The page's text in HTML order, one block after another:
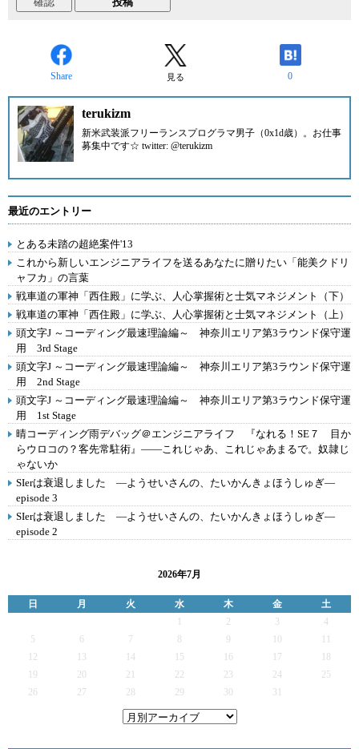
Share 見る 0
terukizm
新米武装派フリーランスプログラマ男子（0x1d歳）。 お仕事
募集中です☆ twitter: @terukizm
最近のエントリー
とある未踏の超絶案件'13
これから新しいエンジニアライフを送るあなたに贈りたい「能美クドリ
ャフカ」の言葉
戦車道の軍神「西住殿」に学ぶ、人心掌握術と士気マネジメント（下）
戦車道の軍神「西住殿」に学ぶ、人心掌握術と士気マネジメント（上）
頭文字J ～コーディング最速理論編～ 神奈川エリア第3ラウンド保守運
用 3rd Stage
頭文字J ～コーディング最速理論編～ 神奈川エリア第3ラウンド保守運
用 2nd Stage
頭文字J ～コーディング最速理論編～ 神奈川エリア第3ラウンド保守運
用 1st Stage
晴コーディング雨デバッグ＠エンジニアライフ 『なれる！SE７ 目か
らウロコの？客先常駐術』――これじゃあ、これじゃあまるで。奴隷じ
ゃないか
SIerは衰退しました ―ようせいさんの、たいかんきょほうしゅぎ―
episode 3
SIerは衰退しました ―ようせいさんの、たいかんきょほうしゅぎ―
episode 2
2026年7月
日 月 火 水 木 金
土
2 3
4
5
6 7 9
12
13 14 15 16 17
19
20 21 22 23 24
25
26
27 28 29 30 31